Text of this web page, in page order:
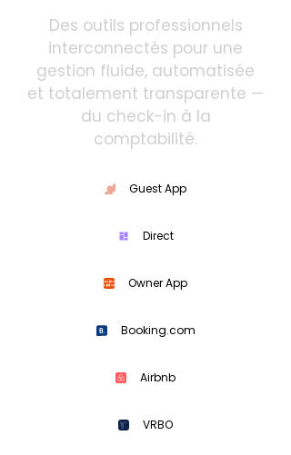
Des outils professionnels
interconnectés pour une
gestion fluide, automatisée
et totalement transparente —
du check-in à la
comptabilité.
Guest App
Direct
Owner App
Booking.com
Airbnb
VRBO